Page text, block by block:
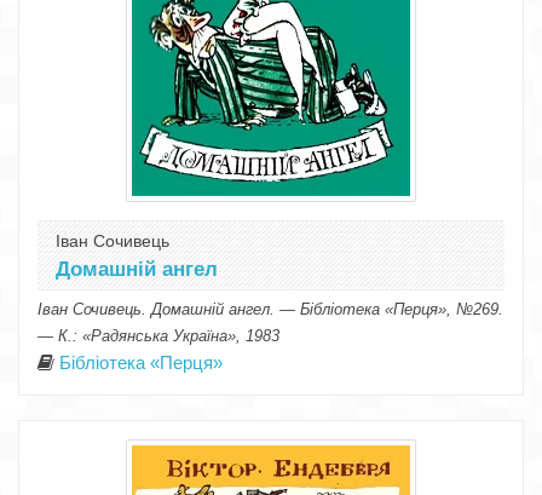
Іван Сочивець
Домашній ангел
Іван Сочивець. Домашній ангел. — Бібліотека «Перця», №269.
— К.: «Радянська Україна», 1983
Бібліотека «Перця»